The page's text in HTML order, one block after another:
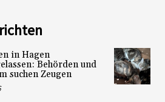
in Hagen
Behörden und
suchen Zeugen